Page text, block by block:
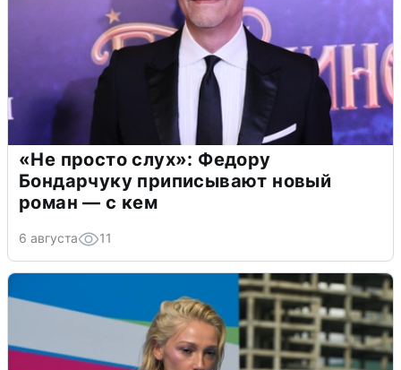
«Не просто слух»: Федору
Бондарчуку приписывают новый
роман — с кем
6 августа 11